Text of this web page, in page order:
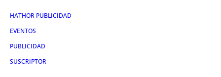
HATHOR PUBLICIDAD
EVENTOS
PUBLICIDAD
SUSCRIPTOR